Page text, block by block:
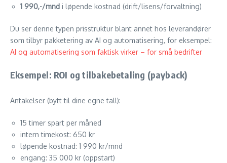
1 990,-/mnd i løpende kostnad (drift/lisens/forvaltning)
Du ser denne typen prisstruktur blant annet hos leverandører
som tilbyr pakketering av AI og automatisering, for eksempel:
AI og automatisering som faktisk virker – for små bedrifter
Eksempel: ROI og tilbakebetaling (payback)
Antakelser (bytt til dine egne tall):
15 timer spart per måned
intern timekost: 650 kr
løpende kostnad: 1 990 kr/mnd
engang: 35 000 kr (oppstart)